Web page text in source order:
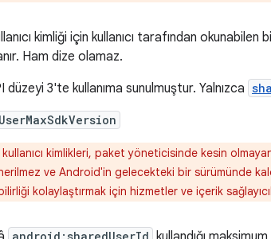
kimliği için kullanıcı tarafından
Ham dize olamaz.
düzeyi 3'te kullanıma sunulmuştur. Yalnızca
kullanıcı kimlikleri, paket yöneticisinde kesin
ve Android'in gelecekteki bir sürümünde
kolaylaştırmak için hizmetler ve içerik